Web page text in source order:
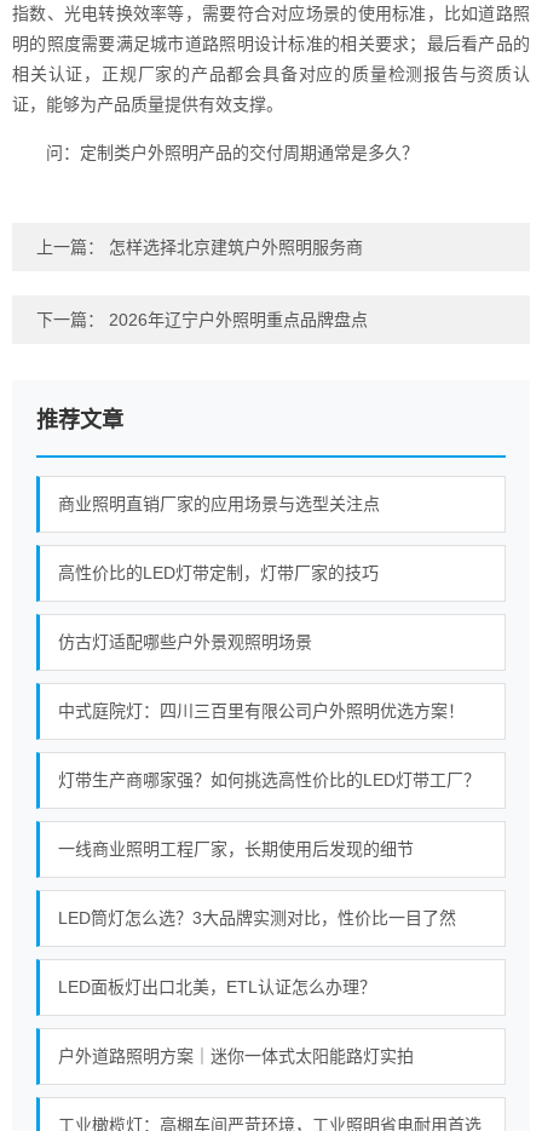
指数、光电转换效率等，需要符合对应场景的使用标准，比如道路照
明的照度需要满足城市道路照明设计标准的相关要求；最后看产品的
相关认证，正规厂家的产品都会具备对应的质量检测报告与资质认
证，能够为产品质量提供有效支撑。
问：定制类户外照明产品的交付周期通常是多久？
上一篇： 怎样选择北京建筑户外照明服务商
下一篇： 2026年辽宁户外照明重点品牌盘点
推荐文章
商业照明直销厂家的应用场景与选型关注点
高性价比的LED灯带定制，灯带厂家的技巧
仿古灯适配哪些户外景观照明场景
中式庭院灯：四川三百里有限公司户外照明优选方案！
灯带生产商哪家强？如何挑选高性价比的LED灯带工厂？
一线商业照明工程厂家，长期使用后发现的细节
LED筒灯怎么选？3大品牌实测对比，性价比一目了然
LED面板灯出口北美，ETL认证怎么办理？
户外道路照明方案｜迷你一体式太阳能路灯实拍
工业橄榄灯：高棚车间严苛环境，工业照明省电耐用首选